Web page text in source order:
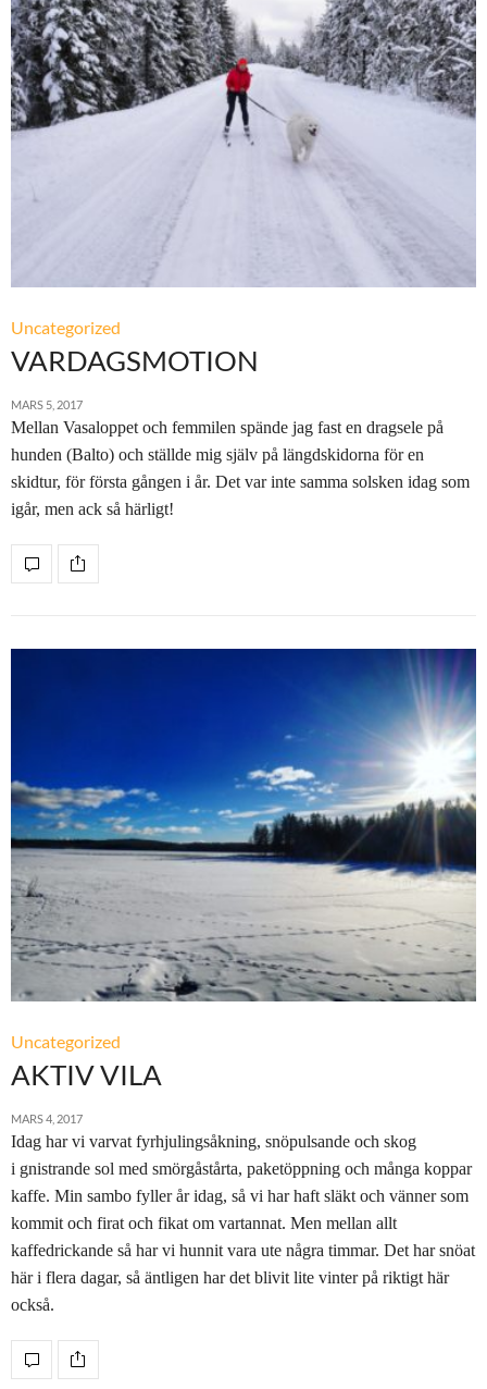
Uncategorized
VARDAGSMOTION
MARS 5, 2017
Mellan Vasaloppet och femmilen spände jag fast en dragsele på
hunden (Balto) och ställde mig själv på längdskidorna för en
skidtur, för första gången i år. Det var inte samma solsken idag som
igår, men ack så härligt!
Uncategorized
AKTIV VILA
MARS 4, 2017
Idag har vi varvat fyrhjulingsåkning, snöpulsande och skog
i gnistrande sol med smörgåstårta, paketöppning och många koppar
kaffe. Min sambo fyller år idag, så vi har haft släkt och vänner som
kommit och firat och fikat om vartannat. Men mellan allt
kaffedrickande så har vi hunnit vara ute några timmar. Det har snöat
här i flera dagar, så äntligen har det blivit lite vinter på riktigt här
också.